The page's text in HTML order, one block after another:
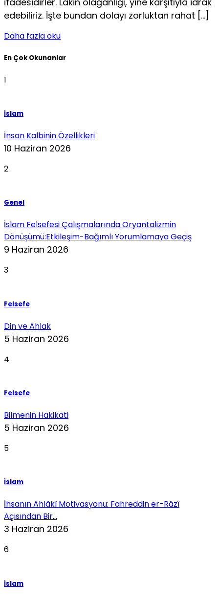
edebiliriz. İşte bundan dolayı zorluktan rahat […]
Daha fazla oku
En Çok Okunanlar
1
İslam
İnsan Kalbinin Özellikleri
10 Haziran 2026
2
Genel
İslam Felsefesi Çalışmalarında Oryantalizmin
Dönüşümü:Etkileşim-Bağımlı Yorumlamaya Geçiş
9 Haziran 2026
3
Felsefe
Din ve Ahlak
5 Haziran 2026
4
Felsefe
Bilmenin Hakikati
5 Haziran 2026
5
İslam
İhsanın Ahlâkî Motivasyonu: Fahreddin er-Râzî
Açısından Bir...
3 Haziran 2026
6
İslam